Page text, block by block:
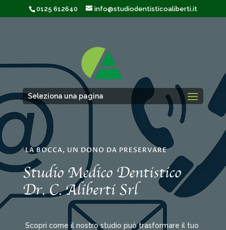
0125 612640 info@studiodentisticoaliberti.it
Seleziona una pagina
LA BOCCA, UN DONO DA PRESERVARE
Studio Medico Dentistico
Dr. C. Aliberti Srl
Scopri come il nostro studio può trasformare il tuo